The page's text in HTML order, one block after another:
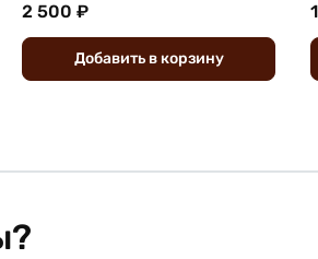
2 500 ₽
Добавить вкорзину